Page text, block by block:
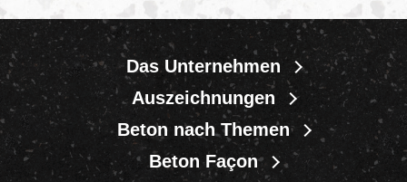
Das Unternehmen
Auszeichnungen
Beton nach Themen
Beton Façon